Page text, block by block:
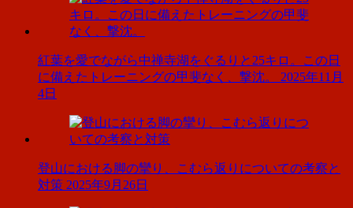
紅葉を愛でながら中禅寺湖をぐるりと25キロ。この日
に備えたトレーニングの甲斐なく、撃沈。
2025年11月
4日
登山における脚の攣り、こむら返りについての考察と
対策 2025年9月26日